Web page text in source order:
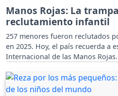
Manos Rojas: La
reclutamiento infantil
257 menores fueron reclutados
en 2025. Hoy, el país recuerda a
Internacional de las Manos Rojas.